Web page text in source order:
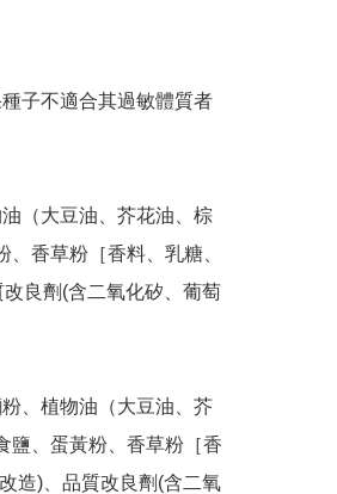
香草粉［香料、乳糖、
良劑(含二氧化矽、葡萄
鹽、蛋黃粉、香草粉［香
造)、品質改良劑(含二氧